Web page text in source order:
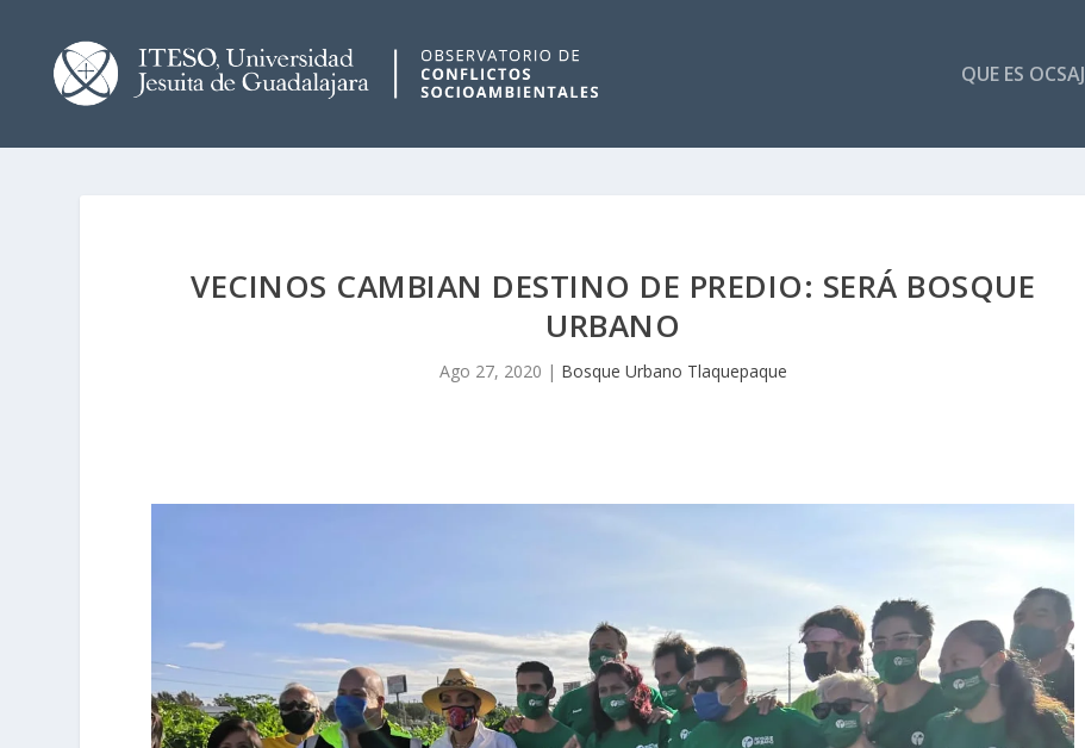
QUE ES OCSAJ
VECINOS CAMBIAN DESTINO DE PREDIO: SERÁ BOSQUE
URBANO
Ago 27, 2020 | Bosque Urbano Tlaquepaque